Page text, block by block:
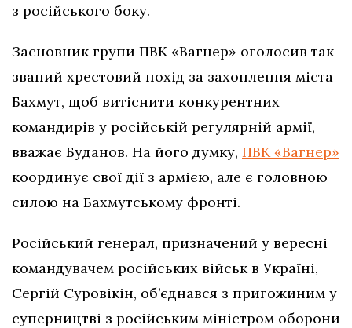
з російського боку.
Засновник групи ПВК «Вагнер» оголосив так
званий хрестовий похід за захоплення міста
Бахмут, щоб витіснити конкурентних
командирів у російській регулярній армії,
вважає Буданов. На його думку, ПВК «Вагнер»
координує свої дії з армією, але є головною
силою на Бахмутському фронті.
Російський генерал, призначений у вересні
командувачем російських військ в Україні,
Сергій Суровікін, об’єднався з пригожиним у
суперництві з російським міністром оборони